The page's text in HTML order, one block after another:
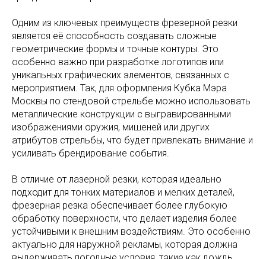
Одним из ключевых преимуществ фрезерной резки
является её способность создавать сложные
геометрические формы и точные контуры. Это
особенно важно при разработке логотипов или
уникальных графических элементов, связанных с
мероприятием. Так, для оформления Кубка Мэра
Москвы по стендовой стрельбе можно использовать
металлические конструкции с выгравированными
изображениями оружия, мишеней или других
атрибутов стрельбы, что будет привлекать внимание и
усиливать брендирование события.
В отличие от лазерной резки, которая идеально
подходит для тонких материалов и мелких деталей,
фрезерная резка обеспечивает более глубокую
обработку поверхности, что делает изделия более
устойчивыми к внешним воздействиям. Это особенно
актуально для наружной рекламы, которая должна